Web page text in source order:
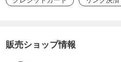
教室に関する詳細なご説明、
山スポーツ教室参加について
販売ショップ情報